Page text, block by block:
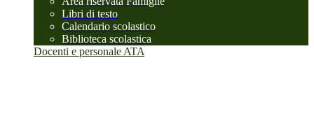
Libri di testo
Calendario scolastico
Biblioteca scolastica
Docenti e personale ATA